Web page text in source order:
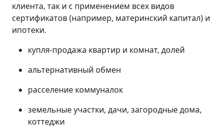
клиента, так и с применением всех видов
сертификатов (например, материнский капитал) и
ипотеки.
купля-продажа квартир и комнат, долей
альтернативный обмен
расселение коммуналок
земельные участки, дачи, загородные дома,
коттеджи